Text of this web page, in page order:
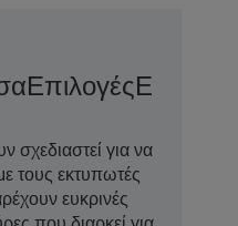
Επιλογές
σχεδιαστεί για να
τους εκτυπωτές
ευκρινές